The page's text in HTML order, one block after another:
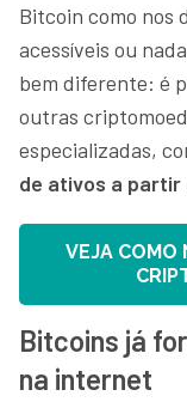
Bitcoin como nos
acessíveis ou
bem diferente: é
outras
especializadas,
de ativos a partir
VEJA COMO
Bitcoins já
na internet